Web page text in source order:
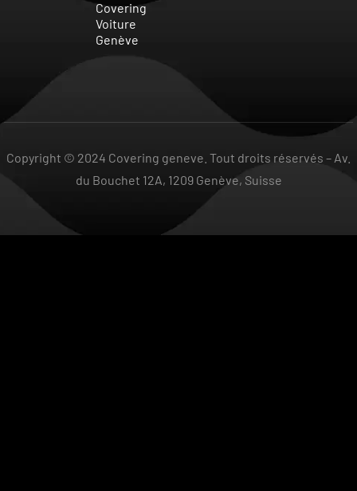
Covering
Voiture
Genève
Copyright © 2024 Covering geneve. Tout droits réservés – Av.
du Bouchet 12A, 1209 Genève, Suisse